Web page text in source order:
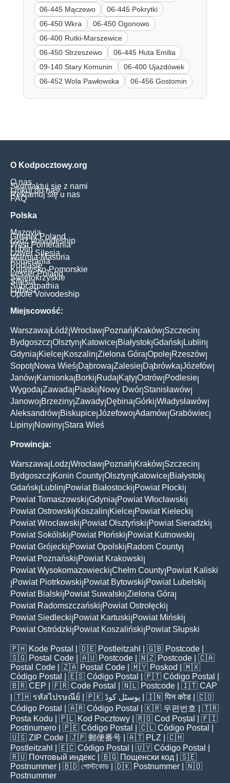
06-445 Mączewo
06-445 Pokrytki
06-450 Wkra
06-450 Ogonowo
06-400 Rutki-Marszewice
06-450 Strzeszewo
06-445 Huta Emilia
09-140 Stary Komunin
06-400 Ujazdówek
06-452 Wola Pawłowska
06-456 Gostomin
O Kodpocztowy.org
O nas
Skontaktuj się z nami
Linkuj do nas
Reklamuj się u nas
FAQ
Polska
Mazovia
Greater Poland
Łódź Voivodeship
West Pomerania
Lublin
Lower Silesia
Warmia-Masuria
Pomerania
Podlasie
Kujawsko-Pomorskie
Lesser Poland
Świętokrzyskie
Silesia
Subcarpathia
Lubusz
Opole Voivodeship
Miejscowość:
Warszawa Łódź Wrocław Poznań Kraków Szczecin
Bydgoszcz Olsztyn Katowice Białystok Gdańsk Lublin
Gdynia Kielce Koszalin Zielona Góra Opole Rzeszów
Sopot| Nowa Wieś Dąbrowa Zalesie Dąbrówka Józefów
Janów Kamionka Borki Ruda Kąty Ostrów Podlesie
Wygoda Zawada Piaski Nowy Dwór Stanisławów
Janowo Brzeziny Zawady Dębina Górki Władysławów
Aleksandrów Biskupice Józefowo Adamów Grabówiec
Lipiny Nowiny Stara Wieś
Prowincja:
Warszawa Lodz Wrocław Poznań Kraków Szczecin
Bydgoszcz Konin County Olsztyn Katowice Białystok
Gdańsk Lublin Powiat Białostocki Powiat Płocki
Powiat Tomaszowski Gdynia Powiat Włocławski
Powiat Ostrowski Koszalin Kielce Powiat Kielecki
Powiat Wrocławski Powiat Olsztyński Powiat Sieradzki
Powiat Sokólski Powiat Płoński Powiat Kutnowski
Powiat Grójecki Powiat Opolski Radom County
Powiat Poznański Powiat Krakowski
Powiat Wysokomazowiecki Chełm County Powiat Kaliski
Powiat Piotrkowski Powiat Bytowski Powiat Lubelski
Powiat Bialski Powiat Suwalski Zielona Góra
Powiat Radomszczański Powiat Ostrołęcki
Powiat Siedlecki Powiat Kartuski Powiat Miński
Powiat Ostródzki Powiat Koszaliński Powiat Słupski
🇵🇭 Kode Postal | 🇩🇪 Postleitzahl | 🇬🇧 Postcode
🇸🇬 Postal Code | 🇦🇺 Postcode | 🇳🇿 Postcode | 🇨🇦
Postal Code | 🇿🇦 Postal Code | 🇲🇾 Poskod
| 🇲🇽
Código Postal
| 🇪🇸 Código Postal | 🇵🇹 Código Postal
🇧🇷 CEP | 🇫🇷 Code Postal | 🇳🇱 Postcode | 🇮🇹 CAP
| 🇹🇭 รหัสไปรษณีย์ | 🇵🇰 پوسٹل کوڈ | 🇮🇳पिन कोड | 🇨🇴
Código Postal
| 🇦🇷 Código Postal | 🇰🇷 우편번호
| 🇹🇷
Posta Kodu | 🇵🇱 Kod Pocztowy | 🇷🇴 Cod Poștal
| 🇫🇮
Postinumero | 🇵🇪 Código Postal | 🇨🇱 Código Postal
🇺🇸 ZIP Code | 🇯🇵 郵便番号 | 🇦🇹 PLZ | 🇨🇭
Postleitzahl
| 🇪🇨 Código Postal | 🇺🇾 Código Postal
🇷🇺 Почтовый индекс | 🇧🇬 Пощенски код | 🇸🇪
Postnummer | 🇧🇩 পোস্টকোড | 🇩🇰 Postnummer | 🇳🇴
Postnummer